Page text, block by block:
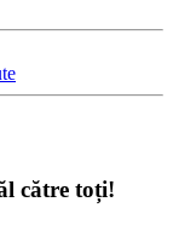
către toți!